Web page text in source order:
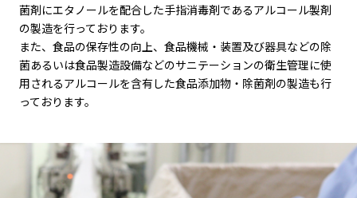
菌剤にエタノールを配合した手指消毒剤であるアルコール製剤
の製造を行っております。
また、食品の保存性の向上、食品機械・装置及び器具などの除
菌あるいは食品製造設備などのサニテーションの衛生管理に使
用されるアルコールを含有した食品添加物・除菌剤の製造も行
っております。